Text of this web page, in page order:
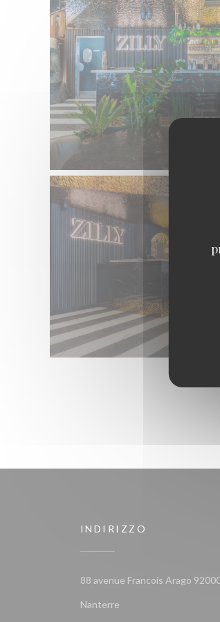
INDIRIZZO
88 avenue Francois Arago
Nanterre((apre una nuova